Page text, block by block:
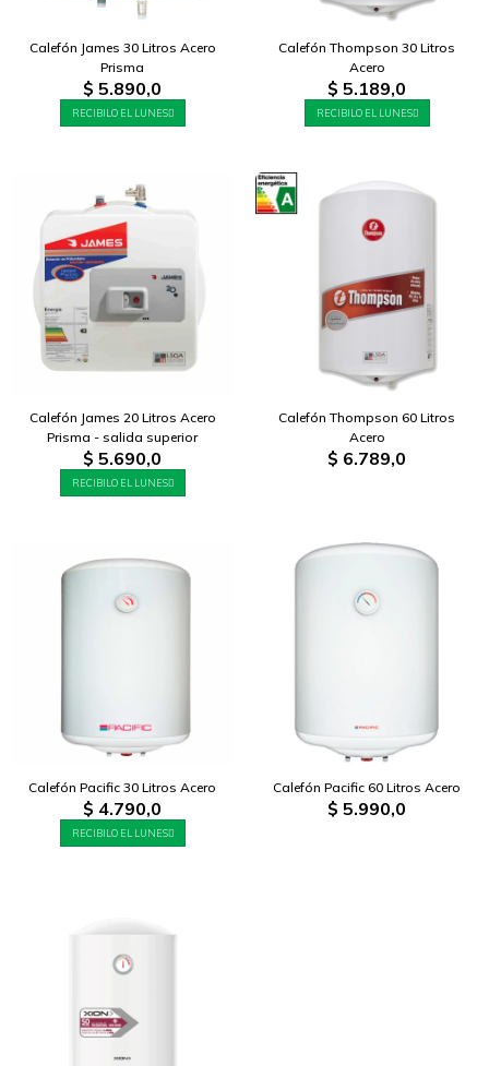
Calefón James 30 Litros Acero
Prisma
$ 5.890,0
RECIBILO EL LUNES
Calefón Thompson 30 Litros
Acero
$ 5.189,0
RECIBILO EL LUNES
Calefón James 20 Litros Acero
Prisma - salida superior
$ 5.690,0
RECIBILO EL LUNES
Calefón Thompson 60 Litros
Acero
$ 6.789,0
Calefón Pacific 30 Litros Acero
$ 4.790,0
RECIBILO EL LUNES
Calefón Pacific 60 Litros Acero
$ 5.990,0